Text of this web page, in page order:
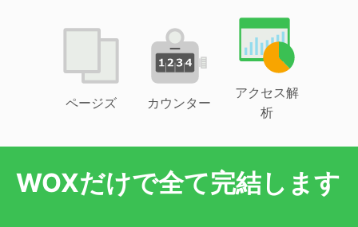
ページズ カウンター
アクセス解
析
WOXだけで全て完結します